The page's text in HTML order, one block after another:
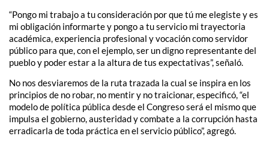
“Pongo mi trabajo a tu consideración por que tú me elegiste y es
mi obligación informarte y pongo a tu servicio mi trayectoria
académica, experiencia profesional y vocación como servidor
público para que, con el ejemplo, ser un digno representante del
pueblo y poder estar a la altura de tus expectativas”, señaló.
No nos desviaremos de la ruta trazada la cual se inspira en los
principios de no robar, no mentir y no traicionar, especificó, “el
modelo de política pública desde el Congreso será el mismo que
impulsa el gobierno, austeridad y combate a la corrupción hasta
erradicarla de toda práctica en el servicio público”, agregó.